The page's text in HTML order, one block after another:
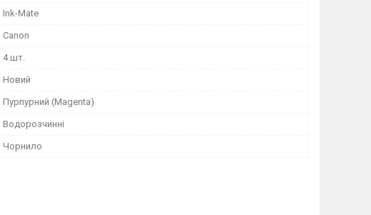
Ink-Mate
Canon
4 шт.
Новий
Пурпурний (Magenta)
Водорозчинні
Чорнило